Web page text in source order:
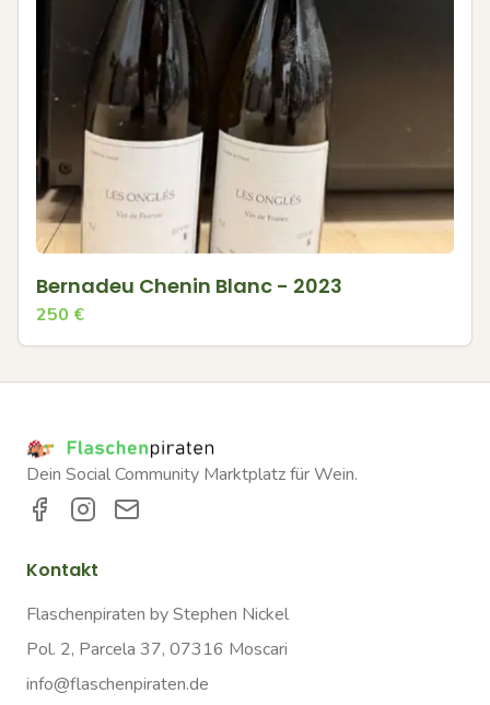
Bernadeu Chenin Blanc - 2023
250 €
Dein Social Community Marktplatz für Wein.
Kontakt
Flaschenpiraten by Stephen Nickel
Pol. 2, Parcela 37, 07316 Moscari
info@flaschenpiraten.de